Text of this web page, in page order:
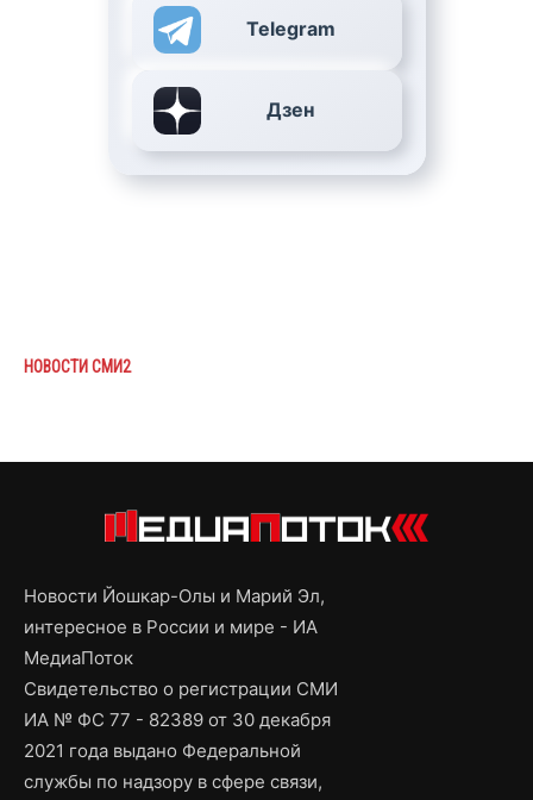
Telegram
Дзен
НОВОСТИ СМИ2
Новости Йошкар-Олы и Марий Эл,
интересное в России и мире - ИА
МедиаПоток
Свидетельство о регистрации СМИ
ИА № ФС 77 - 82389 от 30 декабря
2021 года выдано Федеральной
службы по надзору в сфере связи,